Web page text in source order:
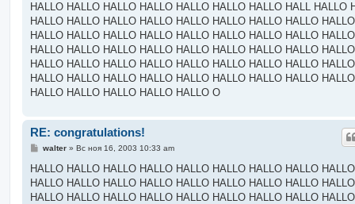
HALLO HALLO HALLO HALLO HALLO HALLO HALLO HALL HALLO
HALLO HALLO HALLO HALLO HALLO HALLO HALLO HALLO
HALLO HALLO HALLO HALLO HALLO HALLO HALLO HALLO
HALLO HALLO HALLO HALLO HALLO HALLO HALLO HALLO
HALLO HALLO HALLO HALLO HALLO HALLO HALLO HALLO
HALLO HALLO HALLO HALLO HALLO HALLO HALLO HALLO
HALLO HALLO HALLO HALLO HALLO O
RE: congratulations!
С
о
щ
е
walter» Вс ноя 16, 2003 10:33 am
HALLO HALLO HALLO HALLO HALLO HALLO HALLO HALLO
HALLO HALLO HALLO HALLO HALLO HALLO HALLO HALLO
HALLO HALLO HALLO HALLO HALLO HALLO HALLO HALLO